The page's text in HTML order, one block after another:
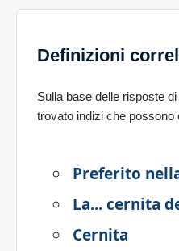
Definizioni
Sulla base delle risposte
trovato indizi che
Preferito
La... cernita
Cernita